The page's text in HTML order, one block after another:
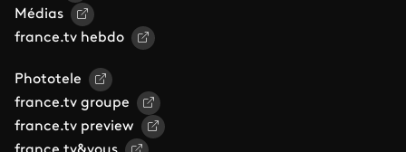
Médias
france.tv hebdo
Phototele
france.tv groupe
france.tv preview